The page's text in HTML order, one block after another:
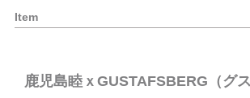
Item
鹿児島睦ｘGUSTAFSBERG（グ